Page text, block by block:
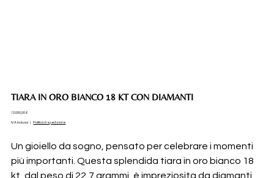
TIARA IN ORO BIANCO 18 KT CON DIAMANTI
Prezzo
12.000,00 €
IVA inclusa Politica di spedizione
Un gioiello da sogno, pensato per celebrare i momenti
più importanti. Questa splendida tiara in oro bianco 18
kt, dal peso di 22,7 grammi, è impreziosita da diamanti